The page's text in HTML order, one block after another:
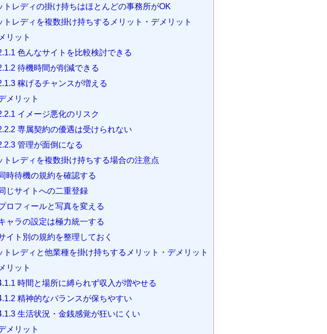
トレディの掛け持ちはほとんどの事務所がOK
トレディを複数掛け持ちするメリット・デメリット
メリット
色んなサイトを比較検討できる
待機時間が削減できる
稼げるチャンスが増える
メリット
イメージ悪化のリスク
専属契約の優遇は受けられない
管理が面倒になる
トレディを複数掛け持ちする場合の注意点
時待機の規約を確認する
じサイトへの二重登録
ロフィールと写真を変える
ャラの設定は極力統一する
イト別の規約を整理しておく
トレディと他業種を掛け持ちするメリット・デメリット
メリット
時間と場所に縛られず収入が増やせる
精神的なバランスが保ちやすい
生活状況・金銭感覚が狂いにくい
メリット